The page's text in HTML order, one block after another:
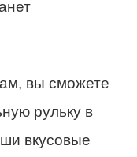
вы сможете
рульку в
вкусовые